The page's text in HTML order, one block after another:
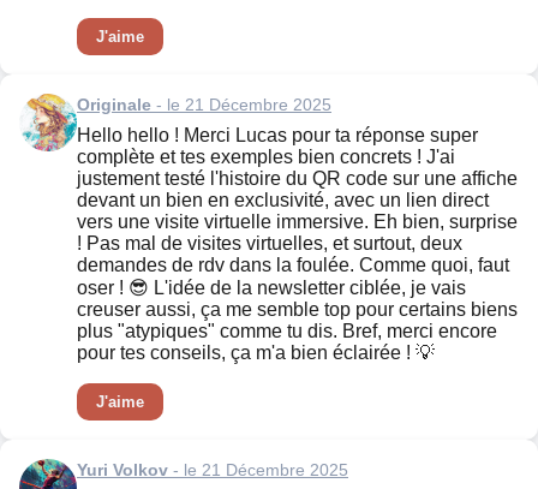
J'aime
Originale - le 21 Décembre 2025
Hello hello ! Merci Lucas pour ta réponse super
complète et tes exemples bien concrets ! J'ai
justement testé l'histoire du QR code sur une affiche
devant un bien en exclusivité, avec un lien direct
vers une visite virtuelle immersive. Eh bien, surprise
! Pas mal de visites virtuelles, et surtout, deux
demandes de rdv dans la foulée. Comme quoi, faut
oser ! 😎 L'idée de la newsletter ciblée, je vais
creuser aussi, ça me semble top pour certains biens
plus "atypiques" comme tu dis. Bref, merci encore
pour tes conseils, ça m'a bien éclairée ! 💡
J'aime
Yuri Volkov - le 21 Décembre 2025